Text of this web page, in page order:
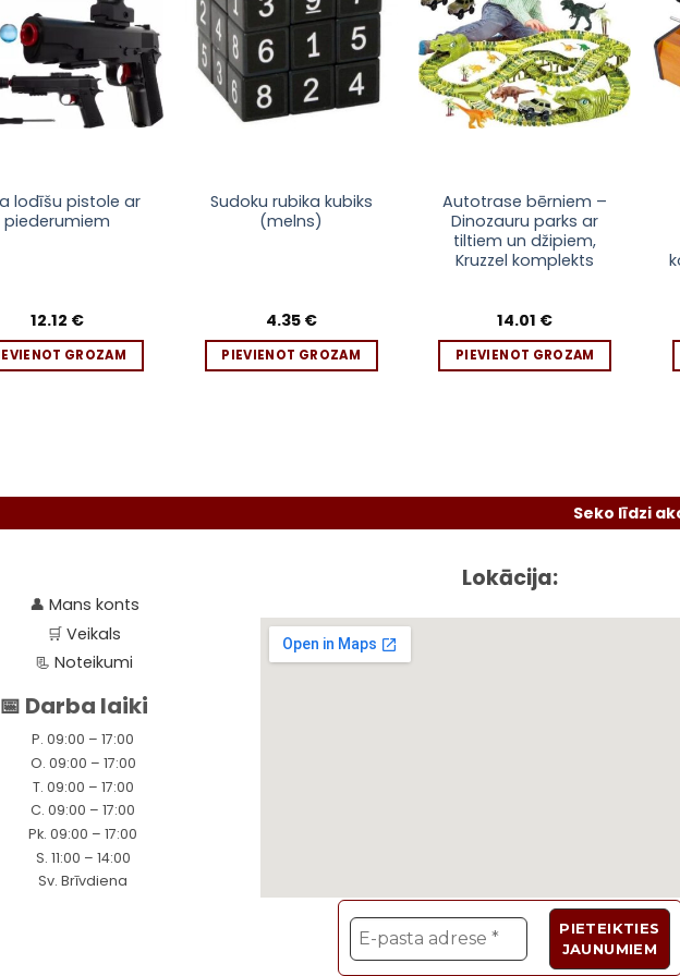
lodīšu pistole ar
piederumiem
12.12 €
GROZAM
Sudoku rubika kubiks
(melns)
4.35 €
PIEVIENOT GROZAM
Autotrase bērniem –
Dinozauru parks ar
tiltiem un džipiem,
Kruzzel komplekts
14.01 €
PIEVIENOT GROZAM
Seko līdzi akcijām
👤 Mans konts
🛒Veikals
📃Noteikumi
📅 Darba laiki
P. 09:00 – 17:00
O. 09:00 – 17:00
T. 09:00 – 17:00
C. 09:00 – 17:00
Pk. 09:00 – 17:00
S. 11:00 – 14:00
Sv. Brīvdiena
Lokācija: